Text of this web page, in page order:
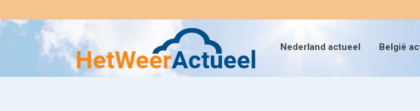
Nederland actueel België